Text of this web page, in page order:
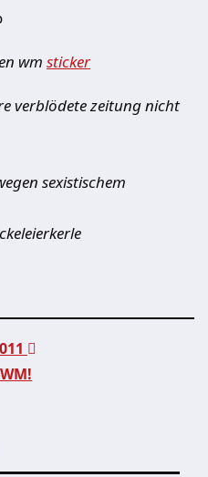
wm sticker
verblödete zeitung nicht
sexistischem